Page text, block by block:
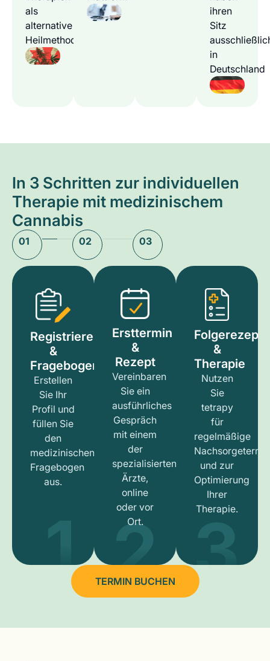
als
alternative
Heilmethode
ihren
Sitz
in
Deutschland
In 3 Schritten zur individuellen
Therapie mit medizinischem
Cannabis
01 02 03
Registrieren
&
Fragebogen
Erstellen
Sie Ihr
Profil und
füllen Sie
den
medizinischen
Fragebogen
aus.
1
Ersttermin
&
Rezept
Vereinbaren
Sie ein
ausführliches
Gespräch
mit einem
der
spezialisierten
Ärzte,
online
oder vor
Ort.
2
Folgerezept
&
Therapie
Nutzen
Sie
tetrapy
für
regelmäßige
und zur
Optimierung
Ihrer
Therapie.
3
TERMIN BUCHEN